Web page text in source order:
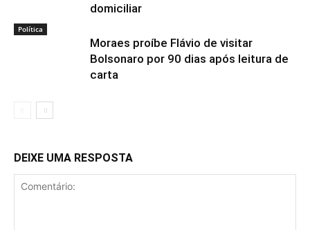
domiciliar
Política
Moraes proíbe Flávio de visitar
Bolsonaro por 90 dias após leitura de
carta
DEIXE UMA RESPOSTA